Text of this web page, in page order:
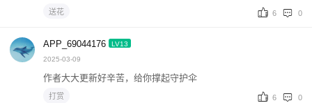
6 0
送花
APP_69044176 LV13
2025-03-09
作者大大更新好辛苦，给你撑起守护伞
6 0
打赏